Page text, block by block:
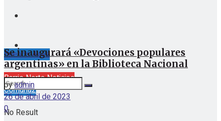
Buenos Aires
jueves, agosto 6, 2026
Barrio Norte Noticias
Comuna2
No Result
Se inaugurará «Devociones populares
argentinas» en la Biblioteca Nacional
byadmin
26 de abril de 2023
0